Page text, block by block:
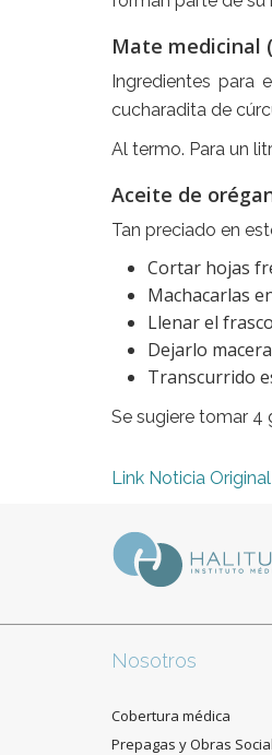
Mate medicinal
Ingredientes para
cucharadita de
Al termo. Para un
Aceite de
Tan preciado en
Cortar hojas
Machacarlas
Llenar el
Dejarlo
Transcurrido
Se sugiere tomar
Link Noticia Original
Nosotros
Cobertura médica
Prepagas y Obras